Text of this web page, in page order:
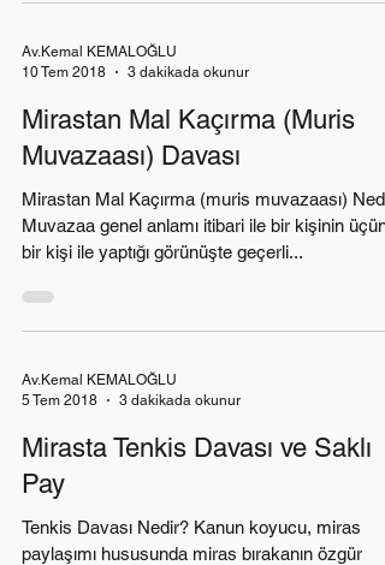
Av.Kemal KEMALOĞLU
10 Tem 2018
3 dakikada okunur
Mirastan Mal Kaçırma (Muris
Muvazaası) Davası
Mirastan Mal Kaçırma (muris muvazaası)
Muvazaa genel anlamı itibari ile bir kişinin
bir kişi ile yaptığı görünüşte geçerli...
Av.Kemal KEMALOĞLU
5 Tem 2018
3 dakikada okunur
Mirasta Tenkis Davası ve Saklı
Pay
Tenkis Davası Nedir? Kanun koyucu, miras
paylaşımı hususunda miras bırakanın özgür